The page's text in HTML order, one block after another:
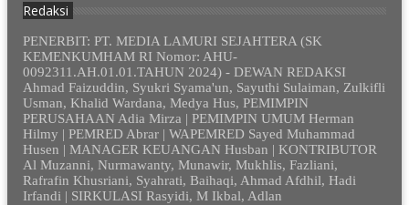
Redaksi
PENERBIT: PT. MEDIA LAMURI SEJAHTERA (SK
KEMENKUMHAM RI Nomor: AHU-
0092311.AH.01.01.TAHUN 2024) - DEWAN REDAKSI
Ahmad Faizuddin, Syukri Syama'un, Sayuthi Sulaiman, Zulkifli
Usman, Khalid Wardana, Medya Hus, PEMIMPIN
PERUSAHAAN Adia Mirza | PEMIMPIN UMUM Herman
Hilmy | PEMRED Abrar | WAPEMRED Sayed Muhammad
Husen | MANAGER KEUANGAN Husban | KONTRIBUTOR
Al Muzanni, Nurmawanty, Munawir, Mukhlis, Fazliani,
Rafrafin Khusriani, Syahrati, Baihaqi, Ahmad Afdhil, Hadi
Irfandi | SIRKULASI Rasyidi, M Ikbal, Adlan